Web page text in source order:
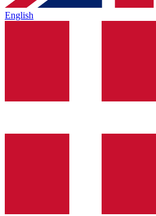
English